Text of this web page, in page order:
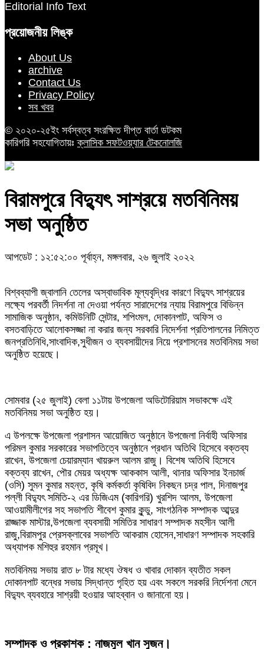
Editorial Info Text
প্রয়োজনীয় লিঙ্ক
About Us
archive
Contact Us
Privacy Policy
সব খবর
© ২০২০-২৫ইং সর্বস্বত্ব সংরক্ষিত দীপ্ত বার্তা ডটকম
কারিগরি সহযোগিতায়ঃক্লাসিক সফটওয়্যার টেকনোলজি
বিরামপুরে বিদ্যুৎ সাশ্রয়ে মতবিনিময়
সভা অনুষ্ঠিত
আপডেট : ১২:৫২:০০ পূর্বাহ্ন, মঙ্গলবার, ২৬ জুলাই ২০২২
বিশ্বব্যাপী জ্বালানি তেলের অস্বাভাবিক মূল্যবৃদ্ধির কারণে বিদ্যুৎ সাশ্রয়ের
লক্ষ্যে পরবর্তী নিদর্শনা না দেওয়া পর্যন্ত সারাদেশের ন্যায় বিরামপুরে বিভিন্ন
সামাজিক অনুষ্ঠান, কমিউনিটি সেন্টার, শপিংমল, দোকানপাট, অফিস ও
বসতবাড়িতে আলোকসজ্জা না করার জন্য সরকারি নিদের্শনা প্রতিপালনের নিমিত্ত
জনপ্রতিনিধি,সাংবাদিক,সুধীজন ও ব্যবসায়ীদের নিয়ে প্রশাসনের মতবিনিময় সভা
অনুষ্ঠিত হয়েছে।
সোমবার (২৫ জুলাই) বেলা ১১টায় উপজেলা অডিটোরিয়াম সভাকক্ষে এই
মতবিনিময় সভা অনুষ্ঠিত হয়।
এ উপলক্ষে উপজেলা প্রশাসন আয়োজিত অনুষ্ঠানে উপজেলা নির্বাহী অফিসার
পরিমল কুমার সরকারের সভাপতিত্বে অনুষ্ঠানে প্রধান অতিথি হিসেবে বক্তব্য
রাখেন, উপজেলা চেয়ারম্যান খায়রুল আলম রাজু। বিশেষ অতিথি হিসেবে
বক্তব্য রাখেন, পৌর মেয়র অধ্যক্ষ আককাস আলী, থানার অফিসার ইনচার্জ
(ওসি) সুমন কুমার মহন্ত, কৃষি কর্মকর্তা কৃষিবিদ নিকছন চদ্র পাল, দিনাজপুর
পল্লী বিদ্যুৎ সমিতি-২ এর ডিজিএম (কারিগরি) খুরশিদ আলম, উপজেলা
আওয়ামীলীগের সহ সভাপতি শীবেশ কুমার কুন্ডু, সাংগঠনিক সম্পাদক আব্দুর
রাজ্জাক মাস্টার,উপজেলা ব্যবসায়ী সমিতির সাধারণ সম্পাদক মহসীন আলী
রাজু,বিরামপুর প্রেসক্লাবের সভাপতি আকরাম হোসেন,সাধারণ সম্পাদক সহকারি
অধ্যাপক মশিহুর রহমান প্রমূখ।
মতবিনিময় সভায় রাত ৮ টার মধ্যে ঔষধ ও খাবার দোকান ব্যতীত সকল
দোকানপাট বন্ধের সভায় সিদ্ধান্ত গৃহিত হয় এবং সকলে সরকরি নির্দেশনা মেনে
বিদ্যুৎ ব্যবহারে সাশ্রয়ী হওয়ার আহব্বান ও জানানো হয়।
সম্পাদক ও প্রকাশক : নাজমুল খান সুজন।